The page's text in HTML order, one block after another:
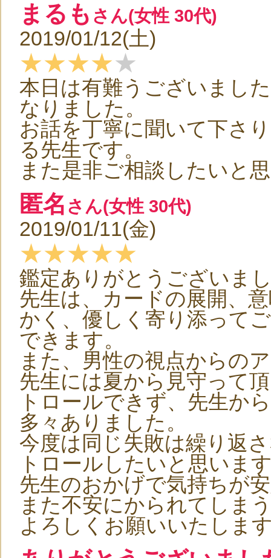
まるも さん(女性 30代)
2019/01/12(土)
★★★★★
本日は有難うございまし
なりました。
お話を丁寧に聞いて下さ
る先生です。
また是非ご相談したいと
匿名 さん(女性 30代)
2019/01/11(金)
★★★★★
鑑定ありがとうございま
先生は、カードの展開、
かく、優しく寄り添って
できます。
また、男性の視点からの
先生には夏から見守って
トロールできず、先生か
多々ありました。
今度は同じ失敗は繰り返
トロールしたいと思いま
先生のおかげで気持ちが
また不安にかられてしま
よろしくお願いいたしま